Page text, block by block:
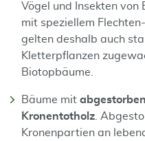
Vögel und Insekten von
mit speziellem
gelten deshalb auch
Kletterpflanzen
Biotopbäume.
Bäume mit
Kronentotholz .
Kronenpartien an